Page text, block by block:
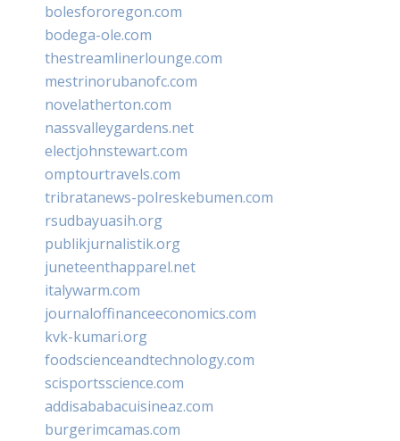
bolesfororegon.com
bodega-ole.com
thestreamlinerlounge.com
mestrinorubanofc.com
novelatherton.com
nassvalleygardens.net
electjohnstewart.com
omptourtravels.com
tribratanews-polreskebumen.com
rsudbayuasih.org
publikjurnalistik.org
juneteenthapparel.net
italywarm.com
journaloffinanceeconomics.com
kvk-kumari.org
foodscienceandtechnology.com
scisportsscience.com
addisababacuisineaz.com
burgerimcamas.com